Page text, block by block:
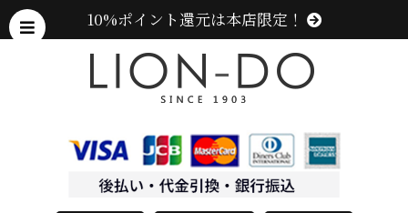
10%ポイント還元は本店限定！